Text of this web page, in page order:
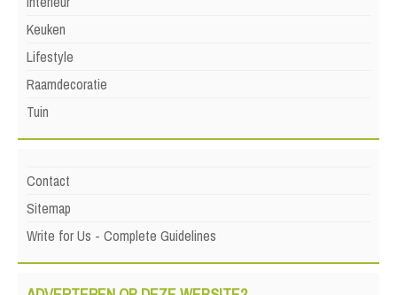
Keuken
Lifestyle
Raamdecoratie
Tuin
Contact
Sitemap
Write for Us - Complete Guidelines